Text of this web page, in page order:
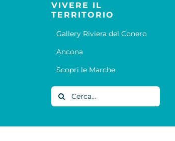
VIVERE IL
TERRITORIO
Gallery Riviera del Conero
Ancona
Scopri le Marche
Cerca
per: